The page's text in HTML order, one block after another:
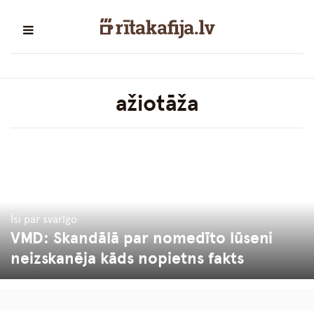
ažiotāža
Īsi par svarīgo
VMD: Skandālā par nomedīto lūseni
neizskanēja kāds nopietns fakts